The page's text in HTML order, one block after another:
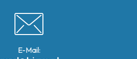
E-Mail: